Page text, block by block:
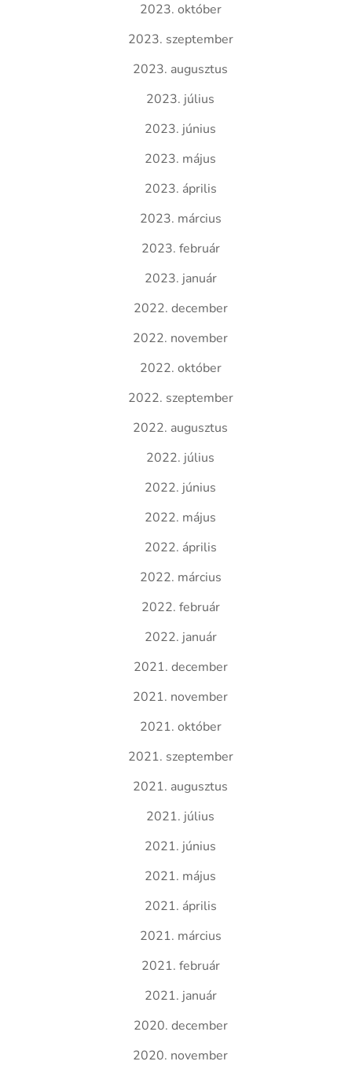
2023. október
2023. szeptember
2023. augusztus
2023. július
2023. június
2023. május
2023. április
2023. március
2023. február
2023. január
2022. december
2022. november
2022. október
2022. szeptember
2022. augusztus
2022. július
2022. június
2022. május
2022. április
2022. március
2022. február
2022. január
2021. december
2021. november
2021. október
2021. szeptember
2021. augusztus
2021. július
2021. június
2021. május
2021. április
2021. március
2021. február
2021. január
2020. december
2020. november